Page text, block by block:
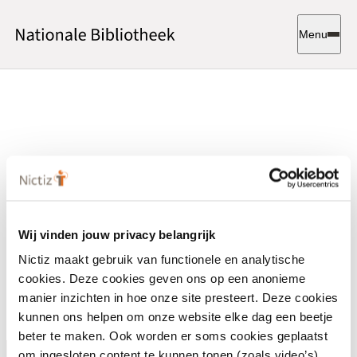
Wij vinden jouw privacy belangrijk
Nictiz maakt gebruik van functionele en analytische
cookies. Deze cookies geven ons op een anonieme
manier inzichten in hoe onze site presteert. Deze cookies
kunnen ons helpen om onze website elke dag een beetje
beter te maken. Ook worden er soms cookies geplaatst
Menu